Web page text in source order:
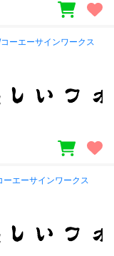
ーエーサインワークス
ーエーサインワークス